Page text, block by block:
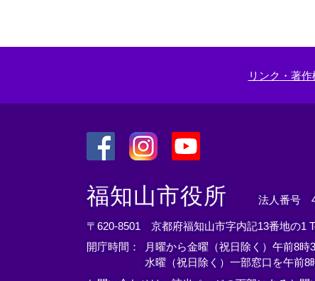
ク
リンク・著
外
部
リ
ン
ク
外
部
リ
ン
ク
外
部
リ
ン
ク
＞
福知山市役所 法人番号
〒620-8501 京都府福知山市字内記13番地の1
開庁時間： 月曜から金曜（祝日除く）午前8時
水曜（祝日除く）一部窓口を午前8